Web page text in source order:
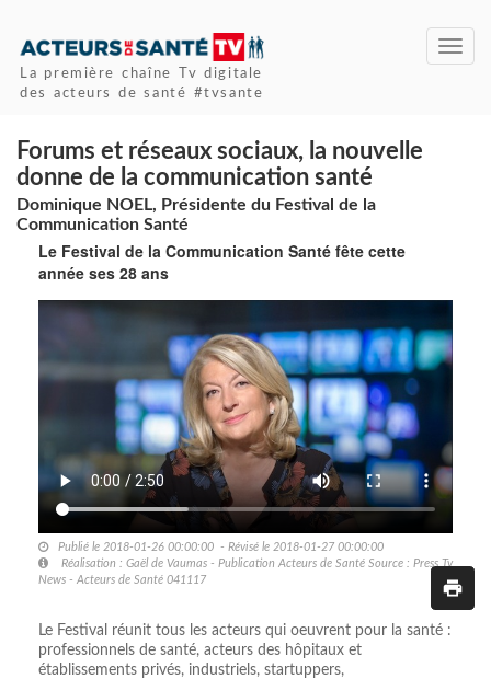
La première chaîne Tv digitale
des acteurs de santé #tvsante
Forums et réseaux sociaux, la nouvelle
donne de la communication santé
Dominique NOEL, Présidente du Festival de la
Communication Santé
Le Festival de la Communication Santé fête cette
année ses 28 ans
Publié le 2018-01-26 00:00:00 - Révisé le 2018-01-27 00:00:00
Réalisation : Gaël de Vaumas - Publication Acteurs de Santé Source : Press Tv
News - Acteurs de Santé 041117
Le Festival réunit tous les acteurs qui oeuvrent pour la santé :
professionnels de santé, acteurs des hôpitaux et
établissements privés, industriels, startuppers,